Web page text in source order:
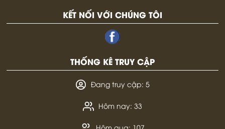
KẾT NỐI VỚI CHÚNG TÔI
THỐNG KÊ TRUY CẬP
Đang truy cập: 5
Hôm nay: 33